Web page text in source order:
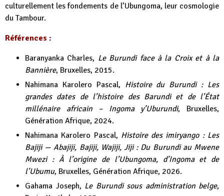
culturellement les fondements de l’Ubungoma, leur cosmologie
du Tambour.
Références :
Baranyanka Charles, Le Burundi face à la Croix et à la
Bannière, Bruxelles, 2015.
Nahimana Karolero Pascal, Histoire du Burundi : Les
grandes dates de l’histoire des Barundi et de l’État
millénaire africain – Ingoma y’Uburundi, Bruxelles,
Génération Afrique, 2024.
Nahimana Karolero Pascal, Histoire des imiryango : Les
Bajiji — Abajiji, Bajiji, Wajiji, Jiji : Du Burundi au Mwene
Mwezi : À l’origine de l’Ubungoma, d’Ingoma et de
l’Ubumu, Bruxelles, Génération Afrique, 2026.
Gahama Joseph, Le Burundi sous administration belge,